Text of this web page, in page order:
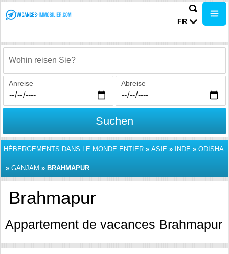
FR
Wohin reisen Sie?
Anreise Abreise
Suchen
HÉBERGEMENTS DANS LE MONDE ENTIER » ASIE » INDE » ODISHA
» GANJAM » BRAHMAPUR
Brahmapur
Appartement de vacances Brahmapur